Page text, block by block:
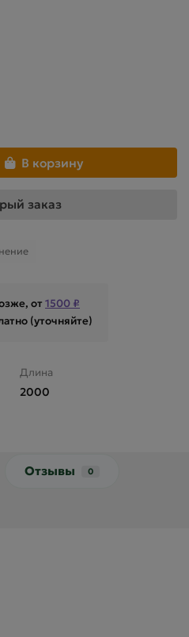
В корзину
заказ
от 1500 ₽
(уточняйте)
Длина
2000
Отзывы 0